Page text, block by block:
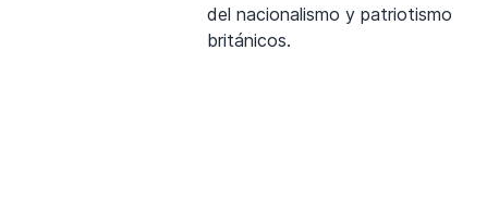
del nacionalismo y patriotismo
británicos.